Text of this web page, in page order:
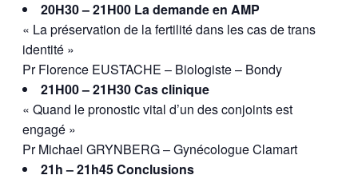
20H30 – 21H00 La demande en AMP
« La préservation de la fertilité dans les cas de trans
identité »
Pr Florence EUSTACHE – Biologiste – Bondy
21H00 – 21H30 Cas clinique
« Quand le pronostic vital d’un des conjoints est
engagé »
Pr Michael GRYNBERG – Gynécologue Clamart
21h – 21h45 Conclusions